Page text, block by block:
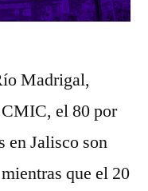
Madrigal,
CMIC, el 80 por
en Jalisco son
que el 20